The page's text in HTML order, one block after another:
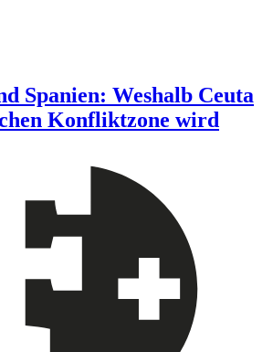
Spanien: Weshalb Ceuta
Konfliktzone wird